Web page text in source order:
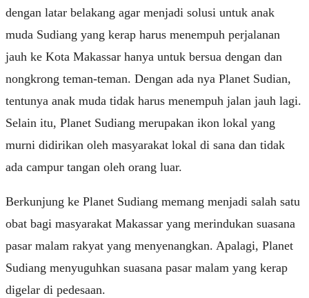
dengan latar belakang agar menjadi solusi untuk anak
muda Sudiang yang kerap harus menempuh perjalanan
jauh ke Kota Makassar hanya untuk bersua dengan dan
nongkrong teman-teman. Dengan ada nya Planet Sudian,
tentunya anak muda tidak harus menempuh jalan jauh lagi.
Selain itu, Planet Sudiang merupakan ikon lokal yang
murni didirikan oleh masyarakat lokal di sana dan tidak
ada campur tangan oleh orang luar.
Berkunjung ke Planet Sudiang memang menjadi salah satu
obat bagi masyarakat Makassar yang merindukan suasana
pasar malam rakyat yang menyenangkan. Apalagi, Planet
Sudiang menyuguhkan suasana pasar malam yang kerap
digelar di pedesaan.